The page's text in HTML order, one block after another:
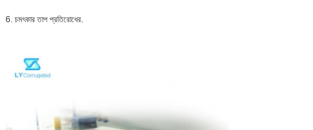
6. চমৎকার তাপ প্রতিরোধের.